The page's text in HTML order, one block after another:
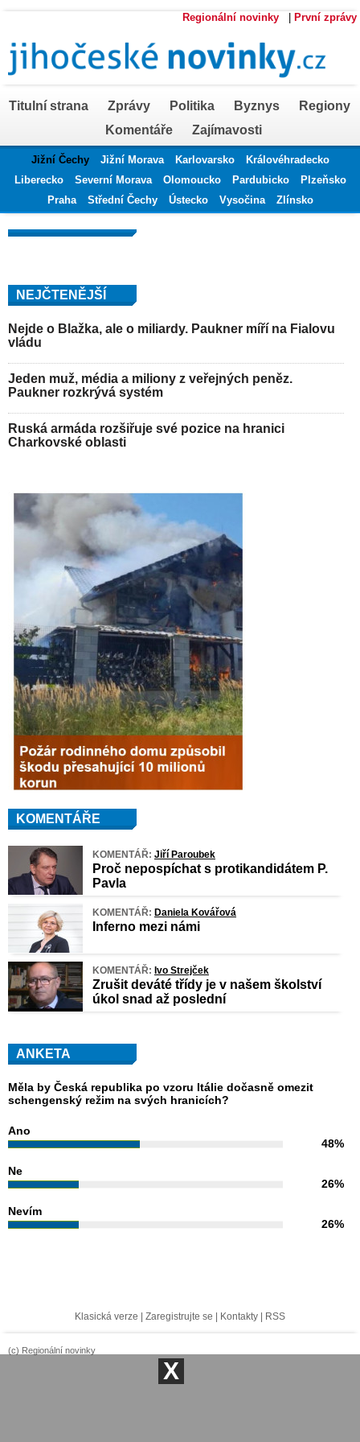
Regionální novinky První zprávy
Titulní strana Zprávy Politika Byznys
Regiony
Komentáře
Zajímavosti
Jižní Čechy Jižní Morava Karlovarsko
Královéhradecko
Liberecko
Severní Morava Olomoucko Pardubicko
Plzeňsko
Praha
Střední Čechy Ústecko Vysočina Zlínsko
NEJČTENĚJŠÍ
Nejde o Blažka, ale o miliardy. Paukner míří na Fialovu
vládu
Jeden muž, média a miliony z veřejných peněz.
Paukner rozkrývá systém
Ruská armáda rozšiřuje své pozice na hranici
Charkovské oblasti
KOMENTÁŘE
KOMENTÁŘ: Jiří Paroubek
Proč nepospíchat s protikandidátem P.
Pavla
KOMENTÁŘ: Daniela Kovářová
Inferno mezi námi
KOMENTÁŘ: Ivo Strejček
Zrušit deváté třídy je v našem školství
úkol snad až poslední
ANKETA
Měla by Česká republika po vzoru Itálie dočasně omezit
schengenský režim na svých hranicích?
Ano
48%
Ne
26%
Nevím
26%
Klasická verze Zaregistrujte se Kontakty RSS
(c) Regionální novinky
X